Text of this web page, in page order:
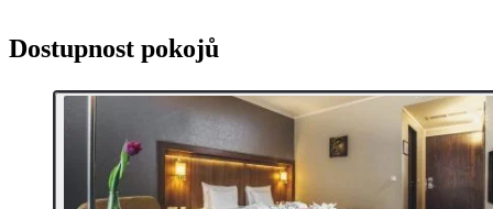
Dostupnost pokojů